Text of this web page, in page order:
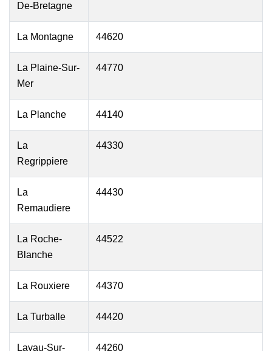
De-Bretagne
La Montagne 44620
La Plaine-Sur-
Mer
44770
La Planche 44140
La
Regrippiere
44330
La
Remaudiere
44430
La Roche-
Blanche
44522
La Rouxiere 44370
La Turballe 44420
Lavau-Sur- 44260